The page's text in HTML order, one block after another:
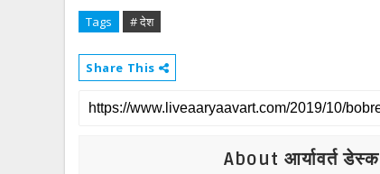
Tags # देश
Share This
About आर्यावर्त डेस्क